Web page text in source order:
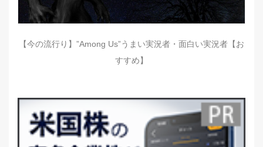
【今の流行り】”Among Us”うまい実況者・面白い実況者【お
すすめ】